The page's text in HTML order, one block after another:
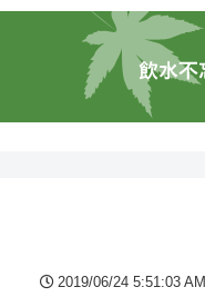
2019/06/24 5:51:03 AM